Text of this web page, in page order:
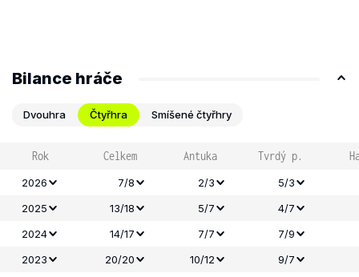
Bilance hráče
Dvouhra Čtyřhra Smíšené čtyřhry
Rok Celkem Antuka Tvrdý p.
2026 7/8 2/3
5/3
2025
13/18 5/7
4/7
2024
14/17 7/7
7/9
2023
20/20 10/12
9/7